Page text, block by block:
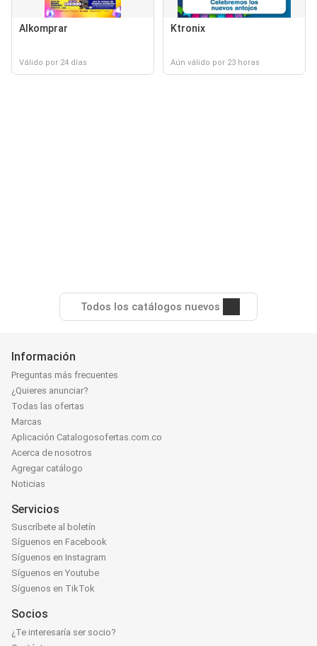
Alkomprar
Válido por 24 días
Ktronix
Aún válido por 23 horas
Todos los catálogos nuevos
Información
Preguntas más frecuentes
¿Quieres anunciar?
Todas las ofertas
Marcas
Aplicación Catalogosofertas.com.co
Acerca de nosotros
Agregar catálogo
Noticias
Servicios
Suscríbete al boletín
Síguenos en Facebook
Síguenos en Instagram
Síguenos en Youtube
Síguenos en TikTok
Socios
¿Te interesaría ser socio?